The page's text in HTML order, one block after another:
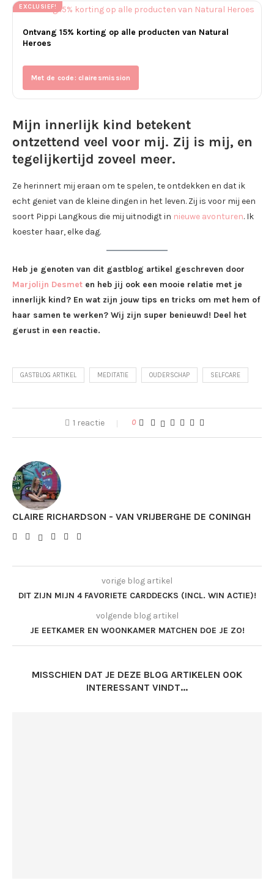
EXCLUSIEF!
Ontvang 15% korting op alle producten van Natural
Heroes
Met de code: clairesmission
Mijn innerlijk kind betekent
ontzettend veel voor mij. Zij is mij, en
tegelijkertijd zoveel meer.
Ze herinnert mij eraan om te spelen, te ontdekken en dat ik
echt geniet van de kleine dingen in het leven. Zij is voor mij een
soort Pippi Langkous die mij uitnodigt in nieuwe avonturen. Ik
koester haar, elke dag.
Heb je genoten van dit gastblog artikel geschreven door
Marjolijn Desmet en heb jij ook een mooie relatie met je
innerlijk kind? En wat zijn jouw tips en tricks om met hem of
haar samen te werken? Wij zijn super benieuwd! Deel het
gerust in een reactie.
GASTBLOG ARTIKEL MEDITATIE OUDERSCHAP SELFCARE
1 reactie 0
CLAIRE RICHARDSON - VAN VRIJBERGHE DE CONINGH
vorige blog artikel
DIT ZIJN MIJN 4 FAVORIETE CARDDECKS (INCL. WIN ACTIE)!
volgende blog artikel
JE EETKAMER EN WOONKAMER MATCHEN DOE JE ZO!
MISSCHIEN DAT JE DEZE BLOG ARTIKELEN OOK
INTERESSANT VINDT...